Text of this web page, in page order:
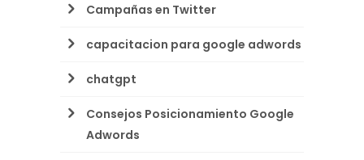
Campañas en Twitter
capacitacion para google adwords
chatgpt
Consejos Posicionamiento Google
Adwords